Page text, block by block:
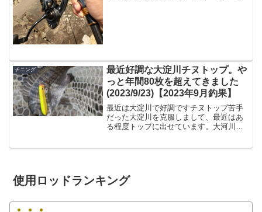
チニング
最近好調な大淀川チヌトップ。や
っと年間80枚を超えてきました
(2023/9/23)【2023年9月釣果】
最近は大淀川で好調ですチヌトップ苦手
だった大淀川を克服しまして、最近はあ
る程度トップに出せています。大河川苦
使用ロッドランキング